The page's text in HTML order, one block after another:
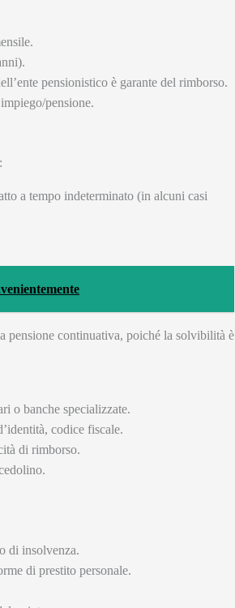
pensionistico è garante del rimborso.
pensione.
a tempo indeterminato (in alcuni casi
pensione continuativa, poiché la solvibilità è
o banche specializzate.
codice fiscale.
di rimborso.
di insolvenza.
di prestito personale.